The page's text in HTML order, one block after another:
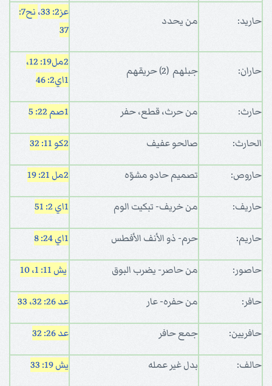
حاريد: من يحدد
عز2: 33 ،
نح7:
37
حاران: جبلهم (2) حريقهم
2مل19: 12،
1اي2: 46
حارث: من حرث، قطع، حفر 1صم 22: 5
الحارث: صالحو عفيف 2كو 11: 32
حاروص: تصميم حادو مشوّه 2مل 21: 19
حاريف: من خريف- تبكيت الوم 1اي 2: 51
حاريم: حرم- ذو الأنف الأفطس 1اي 24: 8
حاصور: من حاصر- يضرب البوق يش 11: 1، 10
حافر: من حفره- عار عد 26: 32، 33
حافريين: جمع حافر عد 26: 32
حالف: بدل غير عمله يش 19: 33